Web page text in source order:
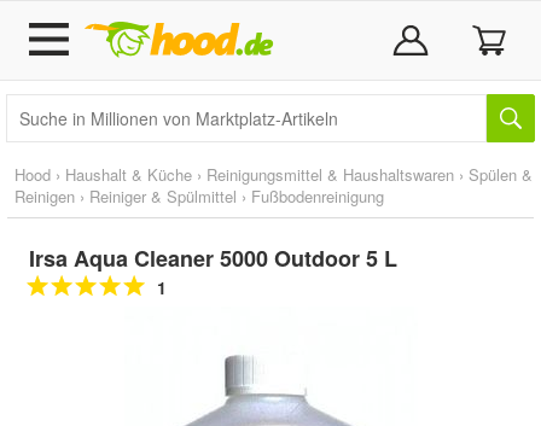
Hood › Haushalt & Küche › Reinigungsmittel & Haushaltswaren › Spülen &
Reinigen › Reiniger & Spülmittel › Fußbodenreinigung
Irsa Aqua Cleaner 5000 Outdoor 5 L
1